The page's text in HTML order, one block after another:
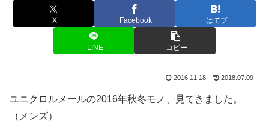
X Facebook はてブ
LINE コピー
2016.11.18 2018.07.09
ユニクロルメールの2016年秋冬モノ、見てきました。
（メンズ）